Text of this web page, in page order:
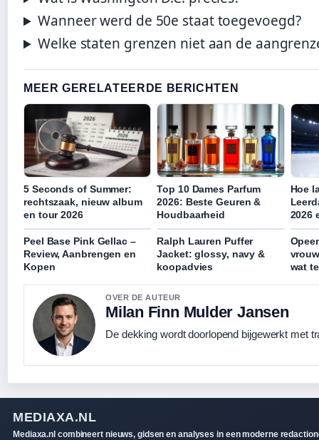
Wanneer werd de 50e staat toegevoegd?
Welke staten grenzen niet aan de
MEER GERELATEERDE BERICHTEN
5 Seconds of Summer:
rechtszaak, nieuw album
en tour 2026
Top 10 Dames Parfum
2026: Beste Geuren &
Houdbaarheid
Hoe
2026
Peel Base Pink Gellac –
Review, Aanbrengen en
Kopen
Ralph Lauren Puffer
Jacket: glossy, navy &
koopadvies
wat
OVER DE AUTEUR
Milan Finn Mulder Jansen
De dekking wordt doorlopend bijgewerkt met
MEDIAXA.NL
Mediaxa.nl combineert nieuws, gidsen en analyses in een moderne